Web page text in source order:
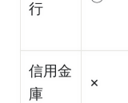
行
信用金
庫
×